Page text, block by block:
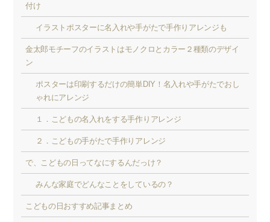
付け
イラストポスターに名入れや手がたで手作りアレンジも
金太郎モチーフのイラストはモノクロとカラー２種類のデザイ
ン
ポスターは印刷するだけの簡単DIY！名入れや手がたでおし
ゃれにアレンジ
１．こどもの名入れをする手作りアレンジ
２．こどもの手がたで手作りアレンジ
で、こどもの日ってなにするんだっけ？
みんな家庭でどんなことをしているの？
こどもの日おすすめ記事まとめ